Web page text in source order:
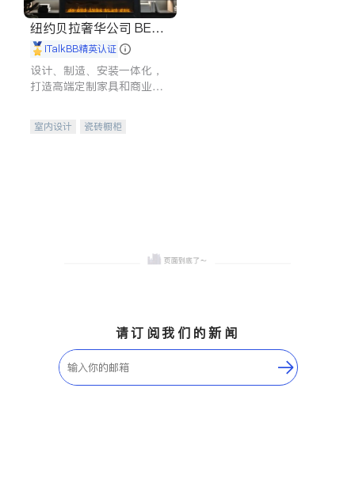
纽约贝拉奢华公司 BELL
A LUXE
iTalkBB精英认证
设计、制造、安装一体化，
打造高端定制家具和商业空
室内设计
瓷砖橱柜
请订阅我们的新闻